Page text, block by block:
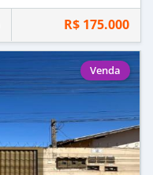
R$ 175.000
Venda